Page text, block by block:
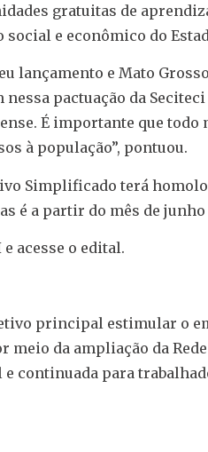
gratuitas de
e econômico do
lançamento e Mato
pactuação da
É importante que
à população”, pontuou.
Simplificado terá
é a partir do mês de junho
acesse o edital.
principal estimular o
meio da ampliação da
continuada para